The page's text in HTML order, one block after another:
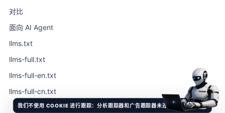
对比
面向 AI Agent
llms.txt
llms-full.txt
llms-full-en.txt
llms-full-cn.txt
我们不使用 COOKIE 进行跟踪：分析跟踪器和广告跟踪器未连接。 天气晴朗